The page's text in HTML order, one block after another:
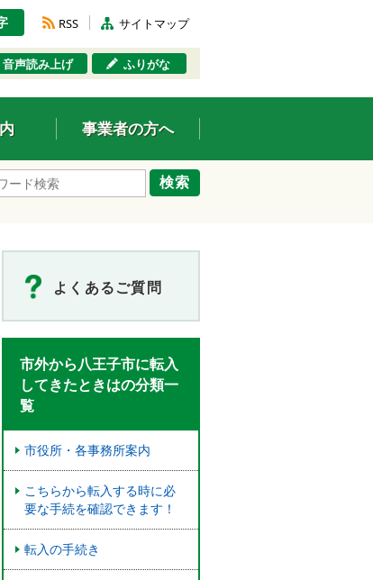
RSS サイトマップ
音声読み上げ ふりがな
事業者の方へ
検索
よくあるご質問
市外から八王子市に転入
してきたときはの分類一
覧
市役所・各事務所案内
こちらから転入する時に必
要な手続を確認できます！
転入の手続き